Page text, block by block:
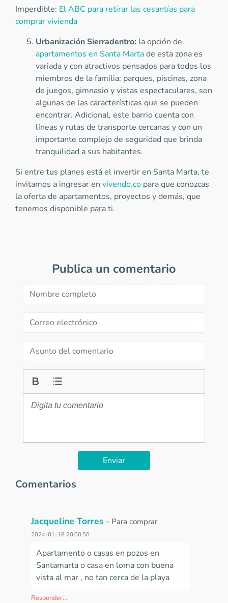
Imperdible: El ABC para retirar las cesantías para
comprar vivienda
Urbanización Sierradentro: la opción de
apartamentos en Santa Martade esta zona es
variada y con atractivos pensados para todos los
miembros de la familia: parques, piscinas, zona
de juegos, gimnasio y vistas espectaculares, son
algunas de las características que se pueden
encontrar. Adicional, este barrio cuenta con
líneas y rutas de transporte cercanas y con un
importante complejo de seguridad que brinda
tranquilidad a sus habitantes.
Si entre tus planes está el invertir en Santa Marta, te
invitamos a ingresar en vivendo.co para que conozcas
la oferta de apartamentos, proyectos y demás, que
tenemos disponible para ti.
Publica un comentario
Enviar
Comentarios
Jacqueline Torres - Para comprar
2024-01-18 20:00:50
Apartamento o casas en pozos en
Santamarta o casa en loma con buena
vista al mar , no tan cerca de la playa
Responder...